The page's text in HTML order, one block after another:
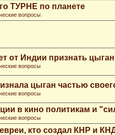
ТУРНЕ по планете
вопросы
от Индии признать
вопросы
цыган частью
вопросы
в кино политикам и
вопросы
кто создал КНР и